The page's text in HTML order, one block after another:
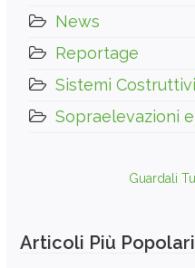
News
Reportage
Sistemi Costruttivi
Sopraelevazioni
Guardali
Articoli Più Popolari